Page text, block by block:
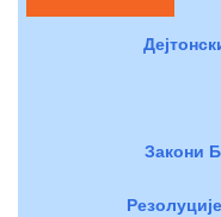
Закони